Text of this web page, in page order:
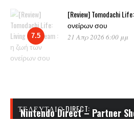
7.5
[Review] Tomodachi
ονείρων σου
21 Απρ 2026 6:00 μμ
ΤΕΛΕΥΤΑΊΟ DIRECT:
Nintendo Direct – Partner